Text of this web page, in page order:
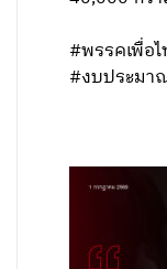
#พรรคเพื่อ
#งบประมา